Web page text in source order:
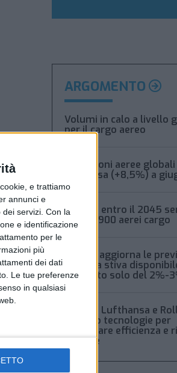
e trattiamo
annunci e
servizi. Con la
e identificazione
per le
più
dei dati
Le tue preferenze
in qualsiasi
ARGOMENTO
Volumi in calo a livello
per il cargo aereo
Spedizioni aeree
in ripresa (+8,5%) a
Boeing: entro il 2045
oltre 2.900 aerei cargo
Xeneta aggiorna le
2026: la stiva
aumento solo del 2%-
Boeing, Lufthansa e
testano tecnologie per
migliorare efficienza e
rumore